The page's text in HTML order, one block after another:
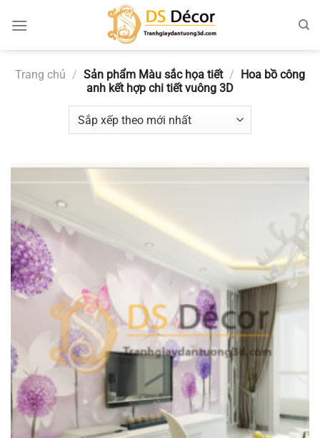
đến
Trang chủ / Sản phẩm Màu sắc họa tiết / Hoa bồ công
anh kết hợp chi tiết vuông 3D